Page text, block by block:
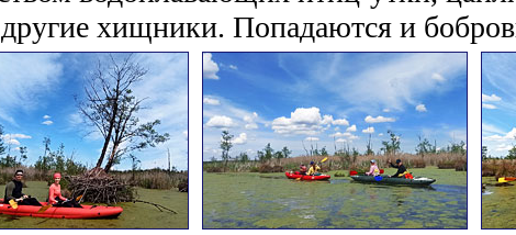
хищники. Попадаются и